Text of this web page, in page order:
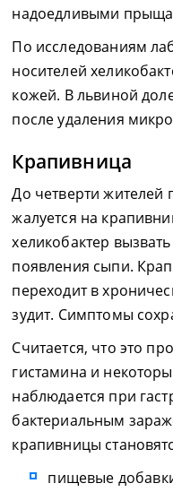
надоедливыми
По исследованиям
носителей
кожей. В львиной
после удаления
Крапивница
До четверти жителей
жалуется на
хеликобактер
появления сыпи.
переходит в
зудит. Симптомы
Считается, что это
гистамина и
наблюдается при
бактериальным
крапивницы
пищевые